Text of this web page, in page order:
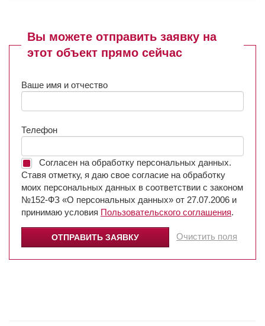
Вы можете отправить заявку на
этот объект прямо сейчас
Ваше имя и отчество
Телефон
Согласен на обработку персональных данных.
Ставя отметку, я даю свое согласие на обработку
моих персональных данных в соответствии с законом
№152-ФЗ «О персональных данных» от 27.07.2006 и
принимаю условия Пользовательского соглашения.
Очистить поля